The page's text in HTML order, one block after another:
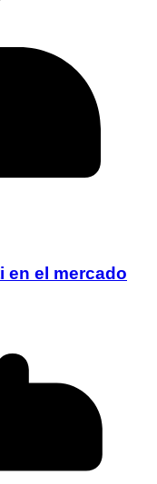
en el mercado